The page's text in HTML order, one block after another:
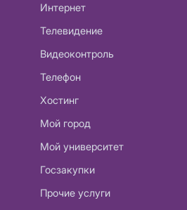
Интернет
Телевидение
Видеоконтроль
Телефон
Хостинг
Мой город
Мой университет
Госзакупки
Прочие услуги